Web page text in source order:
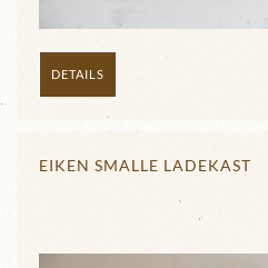
DETAILS
EIKEN SMALLE LADEKAST